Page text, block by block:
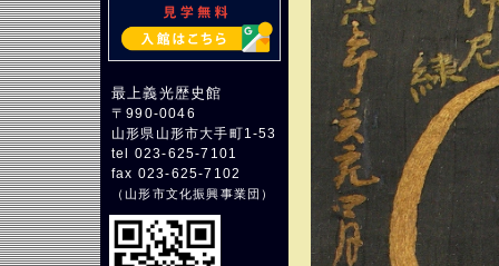
最上義光歴史館
〒990-0046
山形県山形市大手町1-53
tel 023-625-7101
fax 023-625-7102
（山形市文化振興事業団 ）